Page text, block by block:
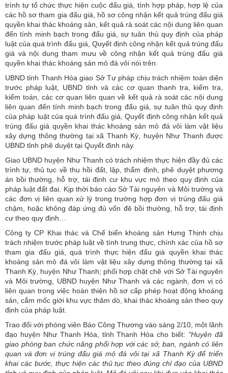
trình tự tổ chức thực hiện cuộc đấu giá, tính hợp pháp, hợp lệ của
các hồ sơ tham gia đấu giá, hồ sơ công nhận kết quả trúng đấu giá
quyền khai thác khoáng sản, kết quả rà soát các nội dung liên quan
đến tính minh bạch trong đấu giá, sự tuân thủ quy định của pháp
luật của quá trình đấu giá, Quyết định công nhận kết quả trúng đấu
giá và nội dung tham mưu về công nhận kết quả trúng đấu giá
quyền khai thác khoáng sản mỏ đá vôi nói trên.
UBND tỉnh Thanh Hóa giao Sở Tư pháp chịu trách nhiệm toàn diện
trước pháp luật, UBND tỉnh và các cơ quan thanh tra, kiểm tra,
kiểm toán, các cơ quan liên quan về kết quả rà soát các nội dung
liên quan đến tính minh bạch trong đấu giá, sự tuân thủ quy định
của pháp luật của quá trình đấu giá, Quyết định công nhận kết quả
trúng đấu giá quyền khai thác khoáng sản mỏ đá vôi làm vật liệu
xây dựng thông thường tại xã Thanh Kỳ, huyện Như Thanh được
UBND tỉnh phê duyệt tại Quyết định này.
Giao UBND huyện Như Thanh có trách nhiệm thực hiện đầy đủ các
trình tự, thủ tục về thu hồi đất, lập, thẩm định, phê duyệt phương
án bồi thường, hỗ trợ, tái định cư khu vực mỏ theo quy định của
pháp luật đất đai. Kịp thời báo cáo Sở Tài nguyên và Môi trường và
các đơn vị liên quan xử lý trong trường hợp đơn vị trúng đấu giá
chậm, hoặc không đáp ứng đủ vốn đê bồi thường, hỗ trợ, tái định
cư theo quy định…
Công ty CP Khai thác và Chế biến khoáng sản Hưng Thịnh chịu
trách nhiệm trước pháp luật về tính trung thực, chính xác của hồ sơ
tham gia đấu giá, quá trình thực hiện đấu giá quyền khai thác
khoáng sản mỏ đá vôi làm vật liệu xây dựng thông thường tại xã
Thanh Kỳ, huyện Như Thanh; phối hợp chặt chẽ với Sở Tài nguyên
và Môi trường, UBND huyện Như Thanh và các ngành, đơn vị có
liên quan trong việc hoàn thiện hồ sơ cấp phép hoạt động khoáng
sản, cắm mốc giới khu vực thăm dò, khai thác khoáng sản theo quy
định của pháp luật.
Trao đổi với phóng viên Báo Công Thương vào sáng 2/10, một lãnh
đạo huyện Như Thanh Hóa, tỉnh Thanh Hóa cho biết: "Huyện đã
giao phòng ban chức năng phối hợp với các sở, ban, ngành có liên
quan và đơn vị trúng đấu giá mỏ đá vôi tại xã Thanh Kỳ để triển
khai các bước, thực hiện các thủ tục theo đúng chỉ đạo của UBND